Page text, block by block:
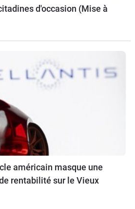
d'occasion (Mise à
américain masque une
rentabilité sur le Vieux